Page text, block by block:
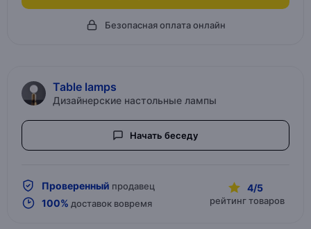
Безопасная оплата онлайн
Table lamps
Дизайнерские настольные лампы
Начать беседу
Проверенный продавец
100% доставок вовремя
4/5
рейтинг товаров